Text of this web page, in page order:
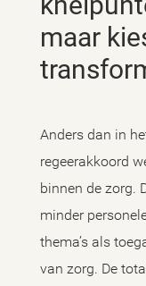
maar
Anders dan in
regeerakkoord
binnen de zorg.
minder
thema’s als
van zorg. De